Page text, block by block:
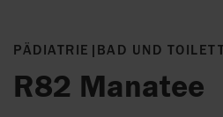
PÄDIATRIE | BAD UND
R82 Manatee